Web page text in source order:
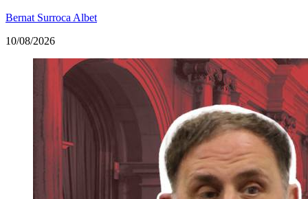
Bernat Surroca Albet
10/08/2026